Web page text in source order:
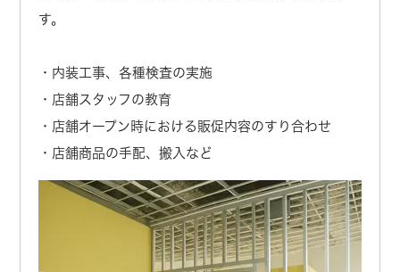
す。
・内装工事、各種検査の実施
・店舗スタッフの教育
・店舗オープン時における販促内容のすり合わせ
・店舗商品の手配、搬入など